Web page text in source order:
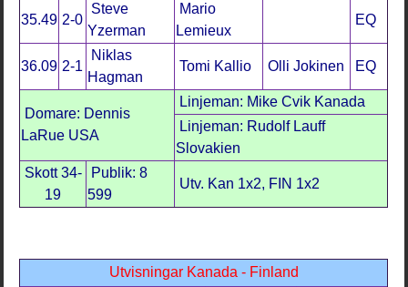
35.49 2-0
Steve
Yzerman
Mario
Lemieux
EQ
36.09 2-1
Niklas
Hagman
Tomi Kallio Olli Jokinen EQ
Domare: Dennis
LaRue USA
Linjeman: Mike Cvik Kanada
Linjeman: Rudolf Lauff
Slovakien
Skott 34-
19
Publik: 8
599
Utv. Kan 1x2, FIN 1x2
Utvisningar Kanada - Finland